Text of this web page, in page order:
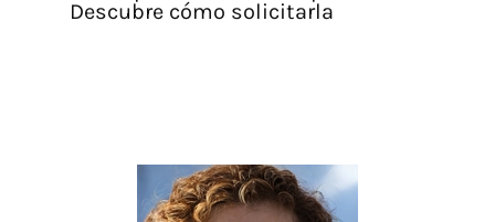
Descubre cómo solicitarla